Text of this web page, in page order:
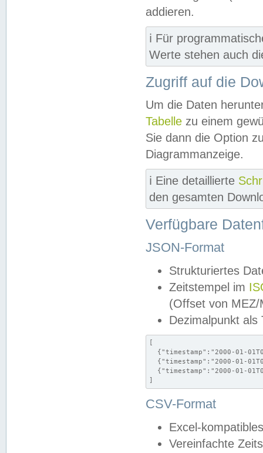
addieren.
ℹ️ Für
Werte stehen auch
Zugriff auf die
Um die Daten
Tabelle zu einem
Sie dann die Option
Diagrammanzeige.
ℹ️ Eine detaillierte
den gesamten
Verfügbare
JSON-Format
Strukturiertes
Zeitstempel im
(Offset von MEZ/
Dezimalpunkt als
[
{"timestamp":"2000-01-
{"timestamp":"2000-01-
{"timestamp":"2000-01-
]
CSV-Format
Excel-
Vereinfachte